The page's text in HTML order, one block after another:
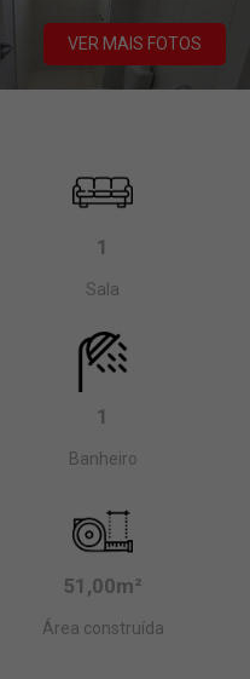
VER MAIS FOTOS
1
Sala
1
Banheiro
51,00m²
Área construída